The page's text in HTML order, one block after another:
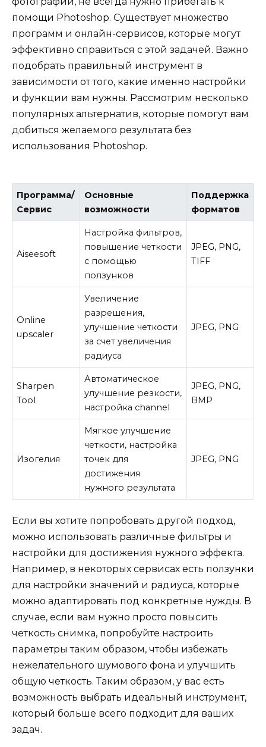
помощи Photoshop. Существует множество
программ и онлайн-сервисов, которые могут
эффективно справиться с этой задачей. Важно
подобрать правильный инструмент в
зависимости от того, какие именно настройки
и функции вам нужны. Рассмотрим несколько
популярных альтернатив, которые помогут вам
добиться желаемого результата без
использования Photoshop.
Программа/
Сервис
Основные
возможности
Поддержка
форматов
Aiseesoft
Настройка фильтров,
повышение четкости
с помощью
ползунков
JPEG, PNG,
TIFF
Online
upscaler
Увеличение
разрешения,
улучшение четкости
за счет увеличения
радиуса
JPEG, PNG
Sharpen
Tool
Автоматическое
улучшение резкости,
настройка channel
JPEG, PNG,
BMP
Изогелия
Мягкое улучшение
четкости, настройка
точек для
достижения
нужного результата
JPEG, PNG
Если вы хотите попробовать другой подход,
можно использовать различные фильтры и
настройки для достижения нужного эффекта.
Например, в некоторых сервисах есть ползунки
для настройки значений и радиуса, которые
можно адаптировать под конкретные нужды. В
случае, если вам нужно просто повысить
четкость снимка, попробуйте настроить
параметры таким образом, чтобы избежать
нежелательного шумового фона и улучшить
общую четкость. Таким образом, у вас есть
возможность выбрать идеальный инструмент,
который больше всего подходит для ваших
задач.